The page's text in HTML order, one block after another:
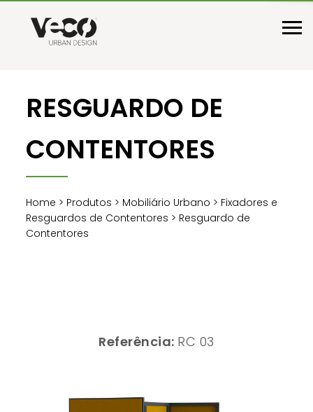
RESGUARDO DE
CONTENTORES
Home > Produtos > Mobiliário Urbano > Fixadores e
Resguardos de Contentores > Resguardo de
Contentores
Referência: RC 03